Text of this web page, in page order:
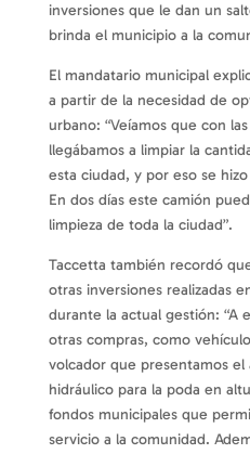
inversiones que le dan un
brinda el municipio a la
El mandatario municipal
a partir de la necesidad de
urbano: “Veíamos que con
llegábamos a limpiar la
esta ciudad, y por eso se
En dos días este camión
limpieza de toda la ciudad”.
Taccetta también recordó
otras inversiones realizadas
durante la actual gestión: “A
otras compras, como
volcador que presentamos el
hidráulico para la poda en
fondos municipales que
servicio a la comunidad.